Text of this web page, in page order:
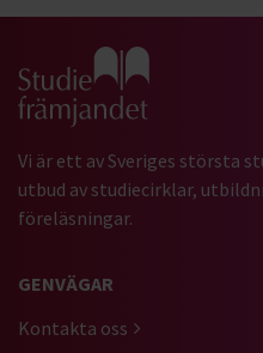
Gå till studiefrämjandets
Vi är ett av Sveriges största
utbud av studiecirklar,
föreläsningar.
GENVÄGAR
Kontakta oss